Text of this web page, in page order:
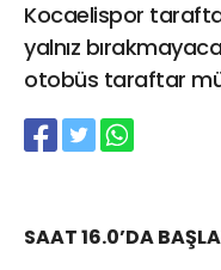
Kocaelispor
yalnız
otobüs taraftar
SAAT 16.0’DA